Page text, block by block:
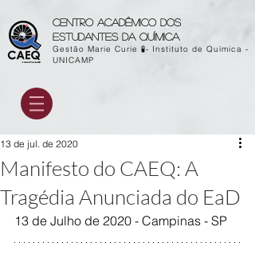
Centro acadêmico dos
estudantes da química
Gestão Marie Curie 🧪- Instituto de Química -
UNICAMP
Manifesto do CAEQ: A
Tragédia Anunciada do EaD
13 de jul. de 2020
13 de Julho de 2020 - Campinas - SP